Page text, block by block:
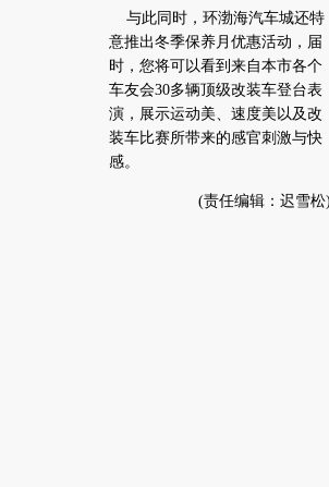
与此同时，环渤海汽车城还特
意推出冬季保养月优惠活动，届
时，您将可以看到来自本市各个
车友会30多辆顶级改装车登台表
演，展示运动美、速度美以及改
装车比赛所带来的感官刺激与快
感。
(责任编辑：迟雪松)